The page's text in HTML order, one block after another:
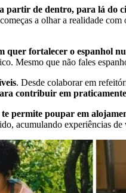
partir de dentro, para lá do
a olhar a realidade
quer fortalecer o espanhol
Mesmo que não fales
. Desde colaborar em
contribuir em
permite poupar em
acumulando experiências